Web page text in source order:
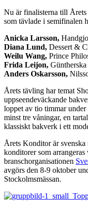
Nu är finalisterna till
som tävlade i semifinalen
Anicka Larsson,
Diana Lund, Dessert &
Weilu Wang, Prince
Frida Leijon,
Anders Oskarsson,
Årets tävling har temat
uppseendeväckande
loppet av tio timmar under
minst tre våningar, en
klassiskt bakverk i ett
Årets Konditor är svenska
konditorer som arrangeras
branschorganisationen
avgörs den 8-9 oktober
Stockolmsmässan.